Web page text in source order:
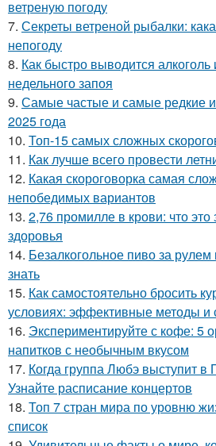
ветреную погоду
7. Секреты ветреной рыбалки:
непогоду
8. Как быстро выводится алкоголь
недельного запоя
9. Самые частые и самые редкие
2025 года
10. Топ-15 самых сложных
11. Как лучше всего провести
12. Какая скороговорка самая
непобедимых вариантов
13. 2,76 промилле в крови: что
здоровья
14. Безалкогольное пиво за
знать
15. Как самостоятельно бросить
условиях: эффективные методы и
16. Экспериментируйте с кофе: 5
напитков с необычным вкусом
17. Когда группа Любэ выступит в
Узнайте расписание концертов
18. Топ 7 стран мира по уровню
список